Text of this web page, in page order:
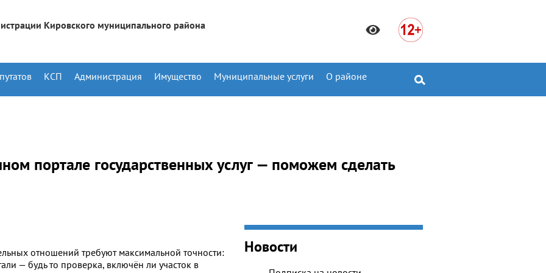
Кировского муниципального района
КСП Администрация Имущество Муниципальные услуги О районе
портале государственных услуг — поможем сделать
отношений требуют максимальной точности:
— будь то проверка, включён ли участок в
Новости